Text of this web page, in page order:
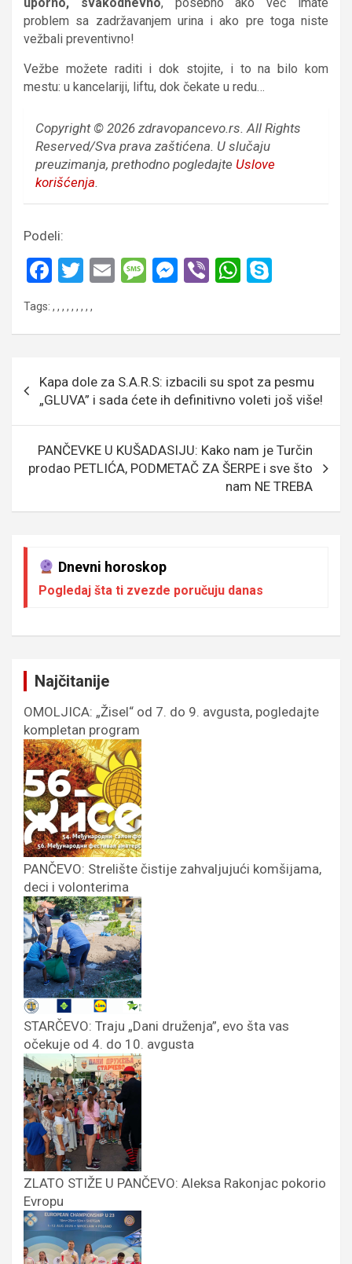
problem sa zadržavanjem urina i ako pre toga niste
vežbali preventivno!
Vežbe možete raditi i dok stojite, i to na bilo kom
mestu: u kancelariji, liftu, dok čekate u redu…
Copyright © 2026 zdravopancevo.rs. All Rights
Reserved/Sva prava zaštićena. U slučaju
preuzimanja, prethodno pogledajte Uslove
korišćenja.
Podeli:
F
ce
o
k
T
tt
E
M
g
e
M
g
er
Vi W
A
p
p
Tags: , , , , , , , , ,
чланка
Kapa dole za S.A.R.S: izbacili su spot za pesmu
„GLUVA” i sada ćete ih definitivno voleti još više!
PANČEVKE U KUŠADASIJU: Kako nam je Turčin
prodao PETLIĆA, PODMETAČ ZA ŠERPE i sve što
nam NE TREBA
Dnevni horoskop
Pogledaj šta ti zvezde poručuju danas
Najčitanije
OMOLJICA: „Žisel“ od 7. do 9. avgusta, pogledajte
kompletan program
PANČEVO: Strelište čistije zahvaljujući komšijama,
deci i volonterima
STARČEVO: Traju „Dani druženja”, evo šta vas
očekuje od 4. do 10. avgusta
ZLATO STIŽE U PANČEVO: Aleksa Rakonjac pokorio
Evropu